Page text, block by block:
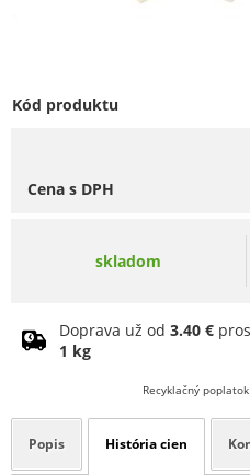
Kód produktu
Cena s DPH
skladom
Doprava už od 3.40 €
1 kg
Recyklačný
Popis História cien